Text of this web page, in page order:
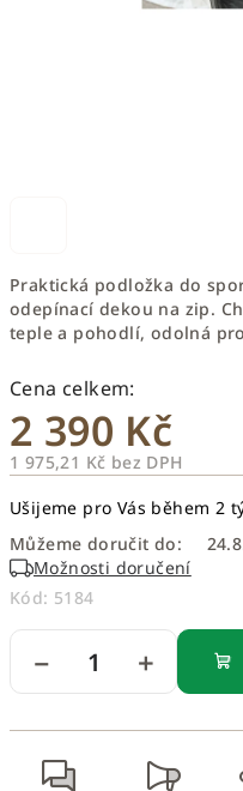
Praktická podložka do
odepínací dekou na zip.
teple a pohodlí, odolná
2 390 Kč
1 975,21 Kč bez DPH
cena:
Ušijeme pro Vás během 2
Můžeme doručit do:
Možnosti doručení
Kód: 5184
+
−